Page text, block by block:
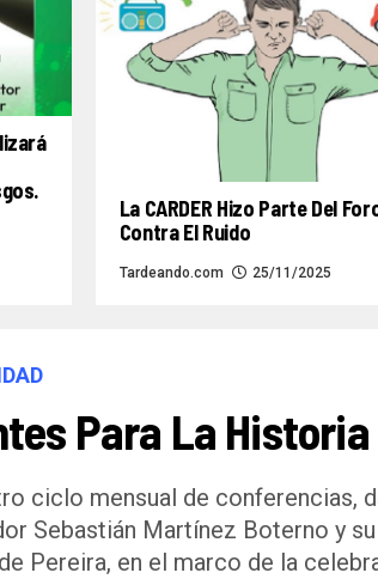
La CARDER Hizo Parte Del
Contra El Ruido
Tardeando.com 25/11/2025
Para La Historia
ciclo mensual de conferencias,
Sebastián Martínez Boterno y
Pereira, en el marco de la